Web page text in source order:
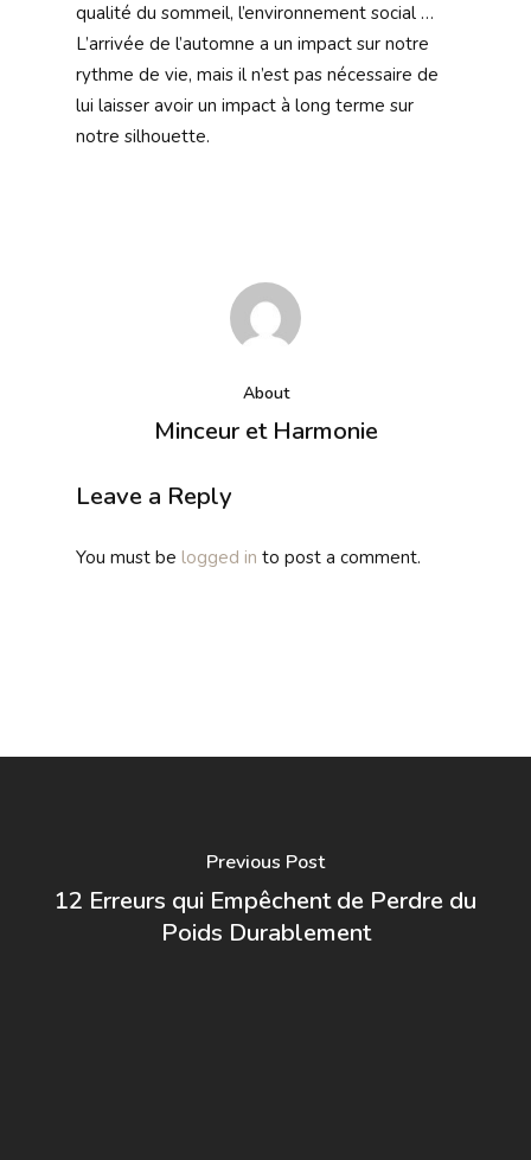
qualité du sommeil, l’environnement social …
L’arrivée de l’automne a un impact sur notre
rythme de vie, mais il n’est pas nécessaire de
lui laisser avoir un impact à long terme sur
notre silhouette.
About
Minceur et Harmonie
Leave a Reply
You must be logged in to post a comment.
Previous Post
12 Erreurs qui Empêchent de Perdre du
Poids Durablement